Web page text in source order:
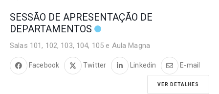
SESSÃO DE APRESENTAÇÃO DE
DEPARTAMENTOS
Salas 101, 102, 103, 104, 105 e Aula Magna
Facebook Twitter Linkedin E-mail
VER DETALHES